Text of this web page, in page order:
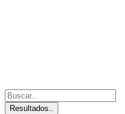
Resultados..